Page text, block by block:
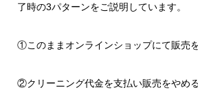
了時の3パターンをご説明しています。
①このままオンラインショップにて販売
②クリーニング代金を支払い販売をやめ